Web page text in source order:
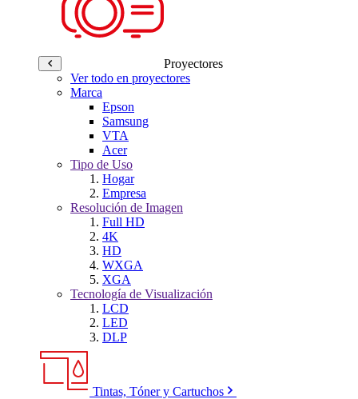
Proyectores
Ver todo en proyectores
Marca
Epson
Samsung
VTA
Acer
Tipo de Uso
Hogar
Empresa
Resolución de Imagen
Full HD
4K
HD
WXGA
XGA
Tecnología de Visualización
LCD
LED
DLP
Tintas, Tóner y Cartuchos